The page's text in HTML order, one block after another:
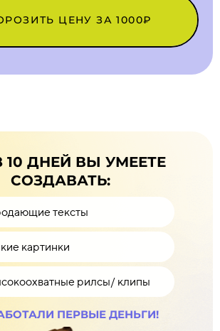
ЦЕНУ ЗА 1000₽
10 ДНЕЙ ВЫ УМЕЕТЕ
СОЗДАВАТЬ:
тексты
картинки
рилсы/ клипы
ПЕРВЫЕ ДЕНЬГИ!